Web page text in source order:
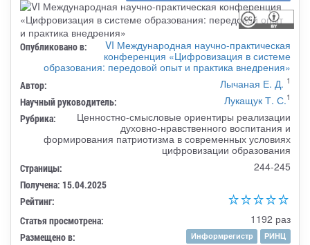
Опубликовано в:
VI Международная научно-практическая
конференция «Цифровизация в системе
образования: передовой опыт и практика внедрения»
Автор: Лычаная Е. Д. 1
Научный руководитель: Лукащук Т. С.1
Рубрика:
Ценностно-смысловые ориентиры реализации
духовно-нравственного воспитания и
формирования патриотизма в современных условиях
цифровизации образования
Страницы: 244-245
Получена: 15.04.2025
Рейтинг:
Статья просмотрена:
1192 раз
Размещено в: Информрегистр
РИНЦ